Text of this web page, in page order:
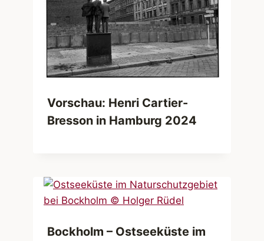
Vorschau: Henri Cartier-
Bresson in Hamburg 2024
Bockholm – Ostseeküste im